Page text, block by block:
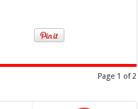
Page 1 of 2